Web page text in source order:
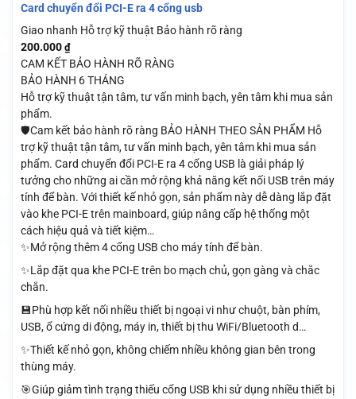
Card chuyển đổi PCI-E ra 4 cổng usb
Giao nhanh Hỗ trợ kỹ thuật Bảo hành rõ ràng
200.000 ₫
CAM KẾT BẢO HÀNH RÕ RÀNG
BẢO HÀNH 6 THÁNG
Hỗ trợ kỹ thuật tận tâm, tư vấn minh bạch, yên tâm khi mua sản
phẩm.
🛡️Cam kết bảo hành rõ ràng BẢO HÀNH THEO SẢN PHẨM Hỗ
trợ kỹ thuật tận tâm, tư vấn minh bạch, yên tâm khi mua sản
phẩm. Card chuyển đổi PCI-E ra 4 cổng USB là giải pháp lý
tưởng cho những ai cần mở rộng khả năng kết nối USB trên máy
tính để bàn. Với thiết kế nhỏ gọn, sản phẩm này dễ dàng lắp đặt
vào khe PCI-E trên mainboard, giúp nâng cấp hệ thống một
cách hiệu quả và tiết kiệm…
✨Mở rộng thêm 4 cổng USB cho máy tính để bàn.
✨Lắp đặt qua khe PCI-E trên bo mạch chủ, gọn gàng và chắc
chắn.
💾Phù hợp kết nối nhiều thiết bị ngoại vi như chuột, bàn phím,
USB, ổ cứng di động, máy in, thiết bị thu WiFi/Bluetooth d…
✨Thiết kế nhỏ gọn, không chiếm nhiều không gian bên trong
thùng máy.
🎯Giúp giảm tình trạng thiếu cổng USB khi sử dụng nhiều thiết bị